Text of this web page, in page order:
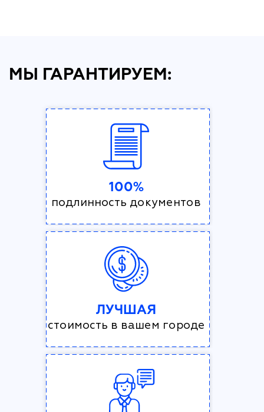
МЫ ГАРАНТИРУЕМ:
100%
подлинность документов
ЛУЧШАЯ
стоимость в вашем городе